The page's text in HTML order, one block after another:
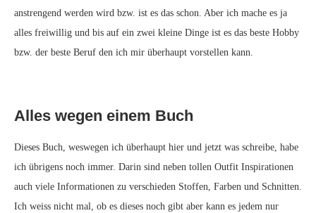
anstrengend werden wird bzw. ist es das schon. Aber ich mache es ja
alles freiwillig und bis auf ein zwei kleine Dinge ist es das beste Hobby
bzw. der beste Beruf den ich mir überhaupt vorstellen kann.
Alles wegen einem Buch
Dieses Buch, weswegen ich überhaupt hier und jetzt was schreibe, habe
ich übrigens noch immer. Darin sind neben tollen Outfit Inspirationen
auch viele Informationen zu verschieden Stoffen, Farben und Schnitten.
Ich weiss nicht mal, ob es dieses noch gibt aber kann es jedem nur